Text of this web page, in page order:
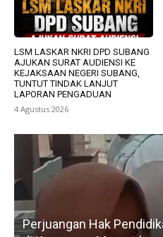
LSM LASKAR NKRI DPD SUBANG
AJUKAN SURAT AUDIENSI KE
KEJAKSAAN NEGERI SUBANG,
TUNTUT TINDAK LANJUT
LAPORAN PENGADUAN
4 Agustus 2026
Anak Kurang Mampu